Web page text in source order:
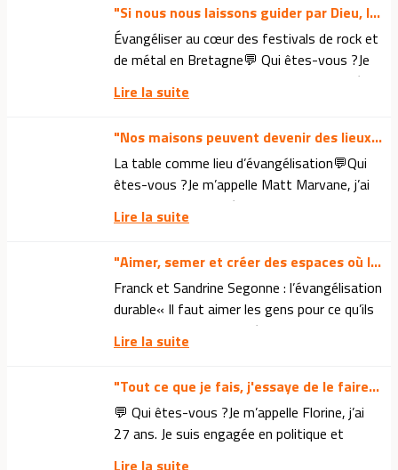
"Si nous nous laissons guider par Dieu, Il nous donnera des occasions"
Évangéliser au cœur des festivals de rock et
de métal en Bretagne💬 Qui êtes-vous ?Je
m’appelle Yves, j’ai une soixantaine d’années.
J’ai grandi dans une famille catholique où...
Lire la suite
"Nos maisons peuvent devenir des lieux d'accueil, de guérison et de salut"
La table comme lieu d’évangélisation💬Qui
êtes-vous ?Je m’appelle Matt Marvane, j’ai
43 ans. Je suis marié avec Sarah depuis
bientôt 21 ans et nous avons trois enfants.
Lire la suite
"Aimer, semer et créer des espaces où la confiance peut naître"
Franck et Sandrine Segonne : l’évangélisation
durable« Il faut aimer les gens pour ce qu’ils
sont, et pas pour le chrétien qu’on voudrait
qu’ils deviennent. »Pasteur pendant...
Lire la suite
"Tout ce que je fais, j'essaye de le faire avec amour"
💬 Qui êtes-vous ?Je m’appelle Florine, j’ai
27 ans. Je suis engagée en politique et
Lire la suite